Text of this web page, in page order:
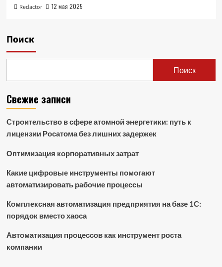
Redactor 12 мая 2025
Поиск
Поиск
Свежие записи
Строительство в сфере атомной энергетики: путь к
лицензии Росатома без лишних задержек
Оптимизация корпоративных затрат
Какие цифровые инструменты помогают
автоматизировать рабочие процессы
Комплексная автоматизация предприятия на базе 1С:
порядок вместо хаоса
Автоматизация процессов как инструмент роста
компании